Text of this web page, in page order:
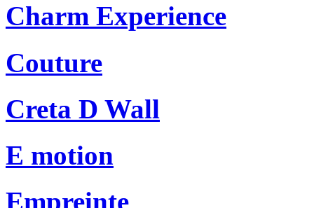
Charm Experience
Couture
Creta D Wall
E motion
Empreinte